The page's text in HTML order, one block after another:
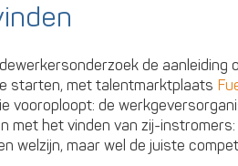
de aanleiding
starten, met talentmarktplaats
vooroploopt: de
met het vinden van zij-
welzijn, maar wel de juiste